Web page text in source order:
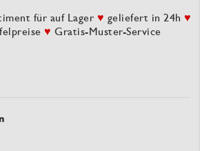
für auf Lager ♥ geliefert in 24h ♥
♥ Gratis-Muster-Service